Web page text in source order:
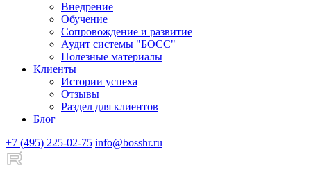
Внедрение
Обучение
Сопровождение и развитие
Аудит системы "БОСС"
Полезные материалы
Клиенты
Истории успеха
Отзывы
Раздел для клиентов
Блог
+7 (495) 225-02-75 info@bosshr.ru